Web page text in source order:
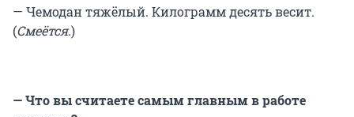
— Чемодан тяжёлый. Килограмм десять весит.
(Смеётся.)
— Что вы считаете самым главным в работе